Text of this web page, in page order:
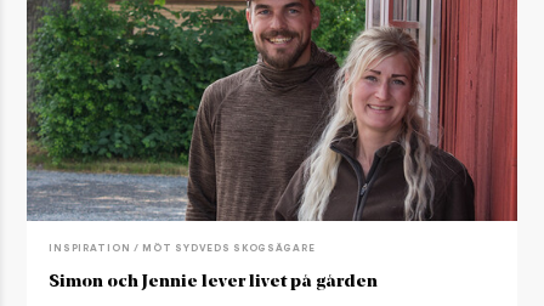
INSPIRATION / MÖT SYDVEDS SKOGSÄGARE
Simon och Jennie lever livet på gården